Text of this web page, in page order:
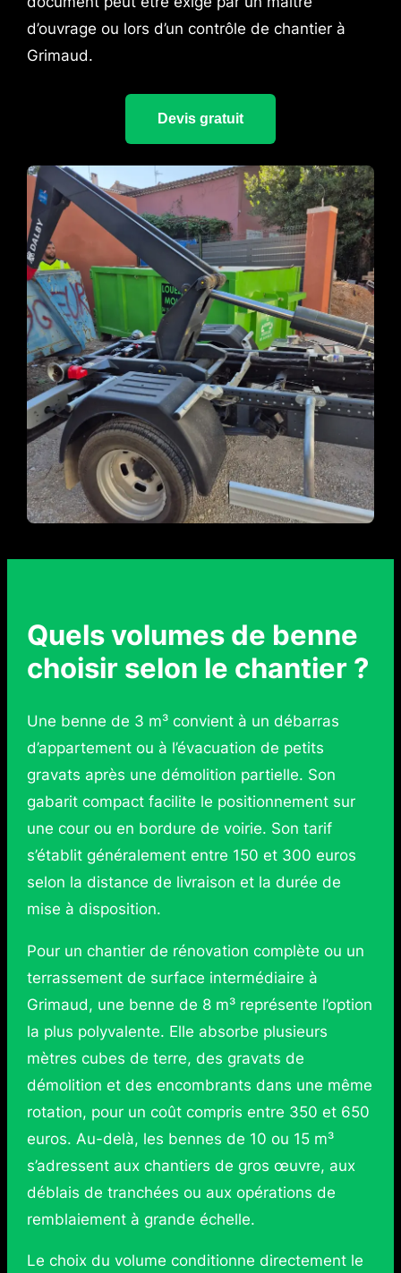
d’ouvrage ou lors d’un contrôle de chantier à
Grimaud.
Devis gratuit
Quels volumes de benne
choisir selon le chantier ?
Une benne de 3 m³ convient à un débarras
d’appartement ou à l’évacuation de petits
gravats après une démolition partielle. Son
gabarit compact facilite le positionnement sur
une cour ou en bordure de voirie. Son tarif
s’établit généralement entre 150 et 300 euros
selon la distance de livraison et la durée de
mise à disposition.
Pour un chantier de rénovation complète ou un
terrassement de surface intermédiaire à
Grimaud, une benne de 8 m³ représente l’option
la plus polyvalente. Elle absorbe plusieurs
mètres cubes de terre, des gravats de
démolition et des encombrants dans une même
rotation, pour un coût compris entre 350 et 650
euros. Au-delà, les bennes de 10 ou 15 m³
s’adressent aux chantiers de gros œuvre, aux
déblais de tranchées ou aux opérations de
remblaiement à grande échelle.
Le choix du volume conditionne directement le